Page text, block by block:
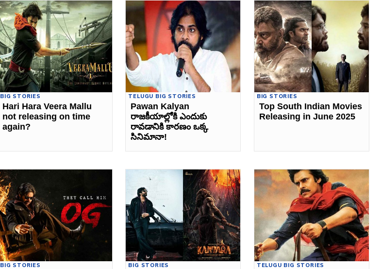
BIG STORIES
Hari Hara Veera Mallu
not releasing on time
again?
TELUGU BIG STORIES
Pawan Kalyan
రాజకీయాల్లోకి ఎందుకు
రావడానికి కారణం ఒక్క
సినిమానా!
BIG STORIES
Top South Indian Movies
Releasing in June 2025
BIG STORIES BIG STORIES TELUGU BIG STORIES